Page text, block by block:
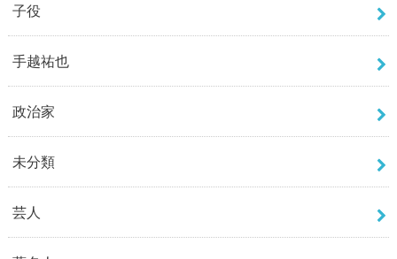
子役
手越祐也
政治家
未分類
芸人